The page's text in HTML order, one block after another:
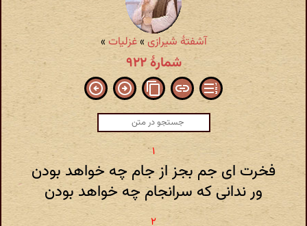
آشفتهٔ شیرازی»غزلیات »
شمارهٔ ۹۲۲
فخرت ای جم بجز از جام چه خواهد بودن
ور ندانی که سرانجام چه خواهد بودن